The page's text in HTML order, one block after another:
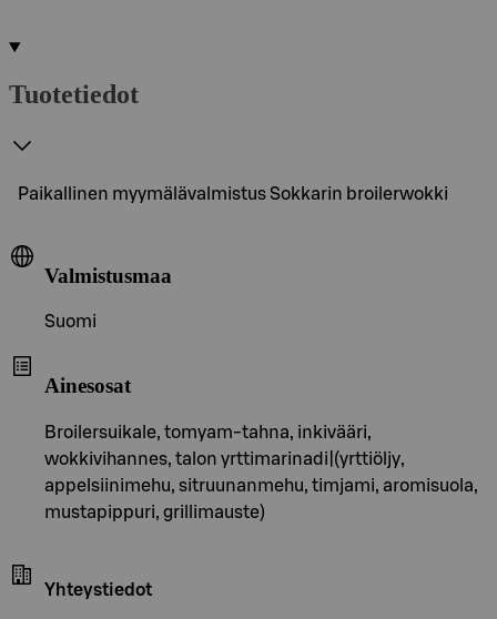
Tuotetiedot
Paikallinen myymälävalmistus Sokkarin broilerwokki
Valmistusmaa
Suomi
Ainesosat
Broilersuikale, tomyam-tahna, inkivääri,
wokkivihannes, talon yrttimarinadi|(yrttiöljy,
appelsiinimehu, sitruunanmehu, timjami, aromisuola,
mustapippuri, grillimauste)
Yhteystiedot